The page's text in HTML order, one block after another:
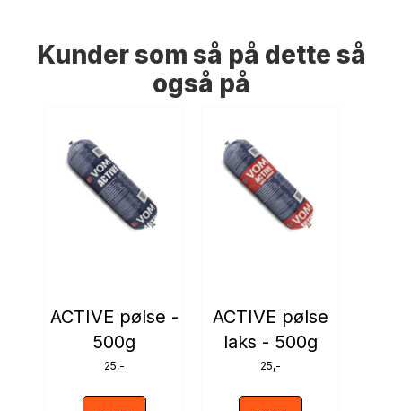
Kunder som så på dette så
også på
ACTIVE pølse -
500g
25,-
ACTIVE pølse
laks - 500g
25,-